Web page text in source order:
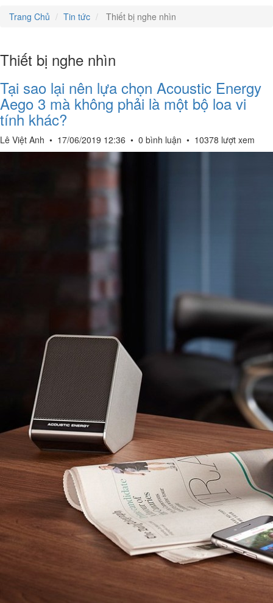
Trang Chủ
Tin tức Thiết bị nghe nhìn
Thiết bị nghe nhìn
Tại sao lại nên lựa chọn Acoustic Energy
Aego 3 mà không phải là một bộ loa vi
tính khác?
Lê Việt Anh • 17/06/2019 12:36 • 0 bình luận • 10378 lượt xem